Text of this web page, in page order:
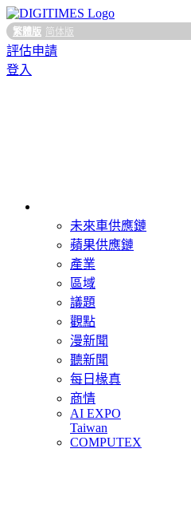
繁體版 简体版
評估申請
登入
未來車供應鏈
蘋果供應鏈
產業
區域
議題
觀點
漫新聞
聽新聞
每日椽真
商情
AI EXPO
Taiwan
COMPUTEX